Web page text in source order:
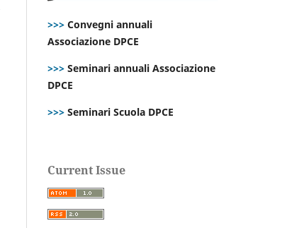
>>> Convegni annuali
Associazione DPCE
>>> Seminari annuali Associazione
DPCE
>>> Seminari Scuola DPCE
Current Issue